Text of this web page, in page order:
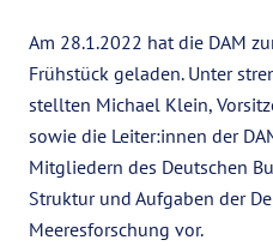
Am 28.1.2022 hat die DAM
Frühstück geladen. Unter
stellten Michael Klein,
sowie die Leiter:innen der
Mitgliedern des Deutschen
Struktur und Aufgaben der
Meeresforschung vor.